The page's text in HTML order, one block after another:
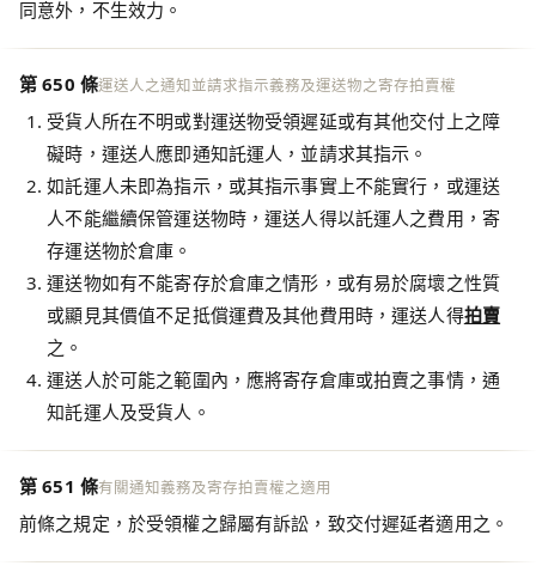
同意外，不生效力。
第 650 條運送人之通知並請求指示義務及運送物之寄存拍賣權
受貨人所在不明或對運送物受領遲延或有其他交付上之障
礙時，運送人應即通知託運人，並請求其指示。
如託運人未即為指示，或其指示事實上不能實行，或運送
人不能繼續保管運送物時，運送人得以託運人之費用，寄
存運送物於倉庫。
運送物如有不能寄存於倉庫之情形，或有易於腐壞之性質
或顯見其價值不足抵償運費及其他費用時，運送人得拍賣
之。
運送人於可能之範圍內，應將寄存倉庫或拍賣之事情，通
知託運人及受貨人。
第 651 條有關通知義務及寄存拍賣權之適用
前條之規定，於受領權之歸屬有訴訟，致交付遲延者適用之。